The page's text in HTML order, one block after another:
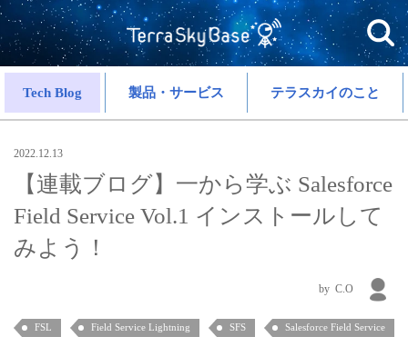
Tech Blog 製品・サービス テラスカイのこと
2022.12.13
【連載ブログ】一から学ぶ Salesforce
Field Service Vol.1 インストールして
みよう！
C.O
FSL Field Service Lightning SFS Salesforce Field Service